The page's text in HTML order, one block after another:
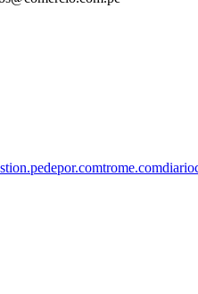
depor.comtrome.com